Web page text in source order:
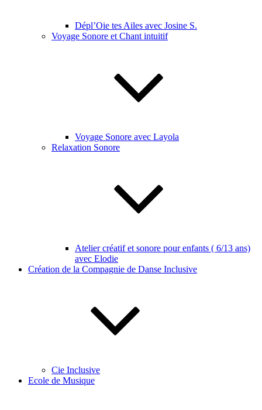
Dépl’Oie tes Ailes avec Josine S.
Voyage Sonore et Chant intuitif
Voyage Sonore avec Layola
Relaxation Sonore
Atelier créatif et sonore pour enfants ( 6/13 ans)
avec Elodie
Création de la Compagnie de Danse Inclusive
Cie Inclusive
Ecole de Musique